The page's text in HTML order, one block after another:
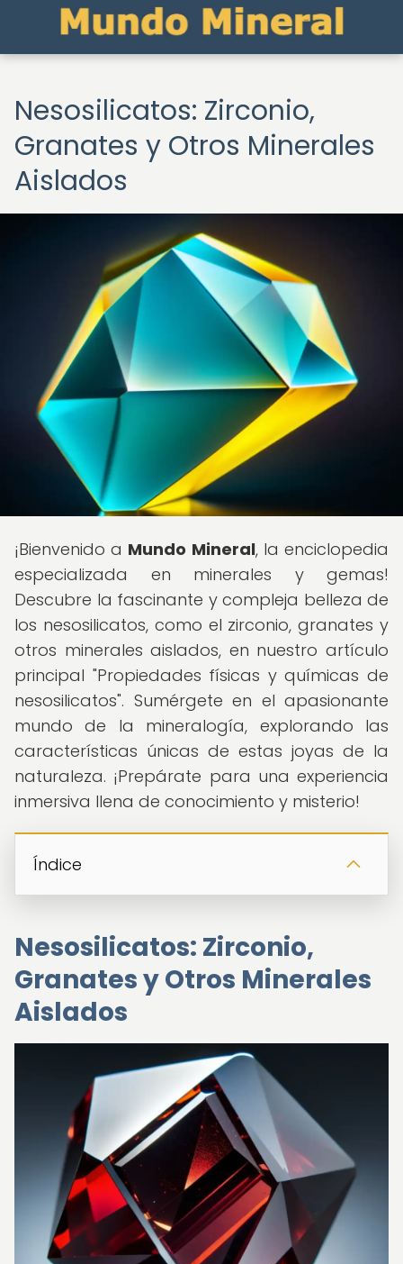
Nesosilicatos: Zirconio,
Granates y Otros Minerales
Aislados
¡Bienvenido a Mundo Mineral, la enciclopedia
especializada en minerales y gemas!
Descubre la fascinante y compleja belleza de
los nesosilicatos, como el zirconio, granates y
otros minerales aislados, en nuestro artículo
principal "Propiedades físicas y químicas de
nesosilicatos". Sumérgete en el apasionante
mundo de la mineralogía, explorando las
características únicas de estas joyas de la
naturaleza. ¡Prepárate para una experiencia
inmersiva llena de conocimiento y misterio!
Índice
Nesosilicatos: Zirconio,
Granates y Otros Minerales
Aislados